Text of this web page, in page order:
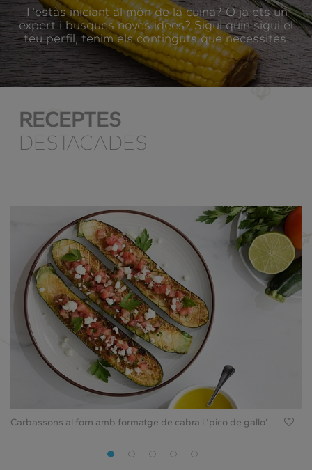
T'estàs iniciant al món de la cuina? O ja ets un
expert i busques noves idees? Sigui quin sigui el
teu perfil, tenim els continguts que necessites.
RECEPTES
DESTACADES
Carbassons al forn amb formatge de cabra i ‘pico de gallo’